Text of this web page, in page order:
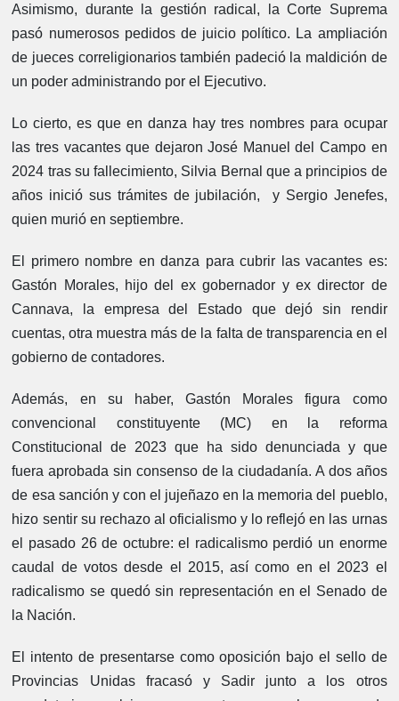
Asimismo, durante la gestión radical, la Corte Suprema
pasó numerosos pedidos de juicio político. La ampliación
de jueces correligionarios también padeció la maldición de
un poder administrando por el Ejecutivo.
Lo cierto, es que en danza hay tres nombres para ocupar
las tres vacantes que dejaron José Manuel del Campo en
2024 tras su fallecimiento, Silvia Bernal que a principios de
años inició sus trámites de jubilación, y Sergio Jenefes,
quien murió en septiembre.
El primero nombre en danza para cubrir las vacantes es:
Gastón Morales, hijo del ex gobernador y ex director de
Cannava, la empresa del Estado que dejó sin rendir
cuentas, otra muestra más de la falta de transparencia en el
gobierno de contadores.
Además, en su haber, Gastón Morales figura como
convencional constituyente (MC) en la reforma
Constitucional de 2023 que ha sido denunciada y que
fuera aprobada sin consenso de la ciudadanía. A dos años
de esa sanción y con el jujeñazo en la memoria del pueblo,
hizo sentir su rechazo al oficialismo y lo reflejó en las urnas
el pasado 26 de octubre: el radicalismo perdió un enorme
caudal de votos desde el 2015, así como en el 2023 el
radicalismo se quedó sin representación en el Senado de
la Nación.
El intento de presentarse como oposición bajo el sello de
Provincias Unidas fracasó y Sadir junto a los otros